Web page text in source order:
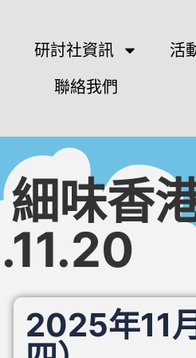
研討社資訊 活
聯絡我們
味香
2025年11